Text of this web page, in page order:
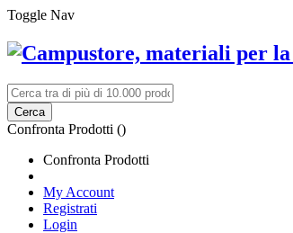
Toggle Nav
Cerca
Confronta Prodotti ()
Confronta Prodotti
My Account
Registrati
Login